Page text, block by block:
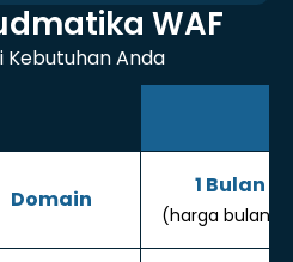
WAF
Kebutuhan Anda
Domain
1 Bulan
(harga